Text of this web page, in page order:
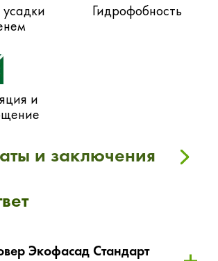
Гидрофобность
и
и заключения
Экофасад Стандарт